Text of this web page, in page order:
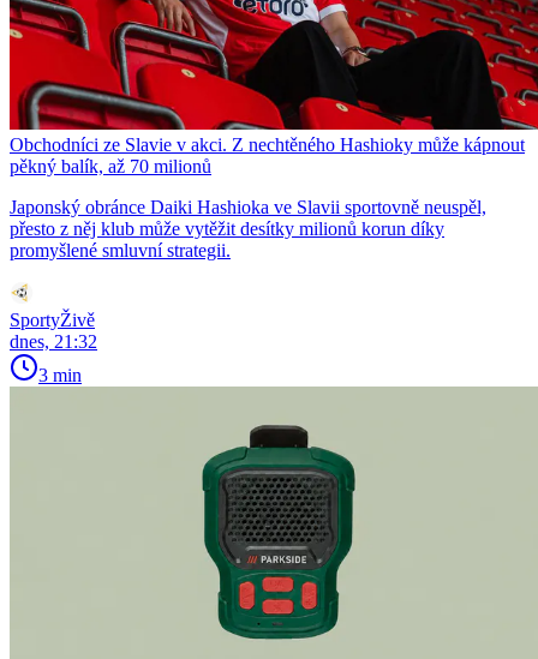
Obchodníci ze Slavie v akci. Z nechtěného Hashioky může kápnout
pěkný balík, až 70 milionů
Japonský obránce Daiki Hashioka ve Slavii sportovně neuspěl,
přesto z něj klub může vytěžit desítky milionů korun díky
promyšlené smluvní strategii.
SportyŽivě
dnes, 21:32
3 min